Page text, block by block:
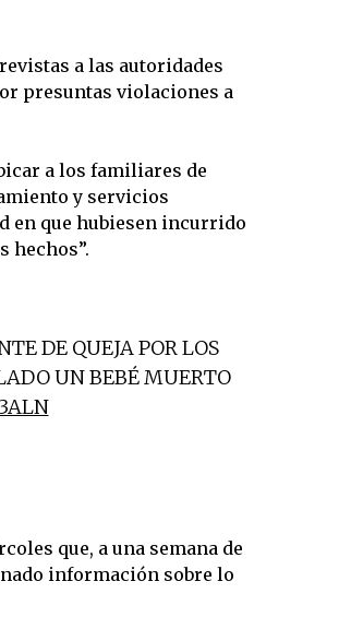
a las autoridades
presuntas violaciones a
a los familiares de
y servicios
en que hubiesen incurrido
hechos”.
DE QUEJA POR LOS
UN BEBÉ MUERTO
que, a una semana de
información sobre lo